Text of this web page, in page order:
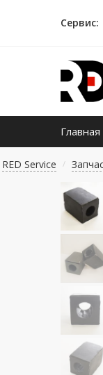
Сервис:
Главная
RED Service /